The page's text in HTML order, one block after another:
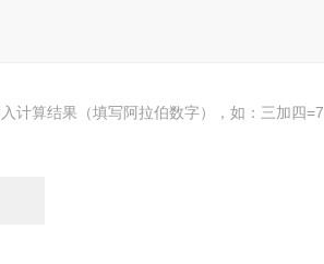
计算结果（填写阿拉伯数字），如：三加四=7